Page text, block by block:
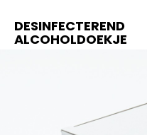
DESINFECTEREND
ALCOHOLDOEKJE